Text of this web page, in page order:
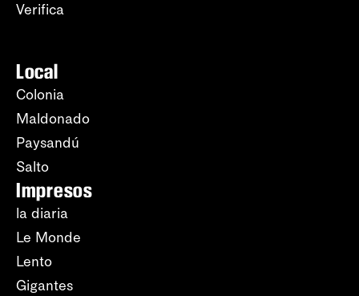
Verifica
Local
Colonia
Maldonado
Paysandú
Salto
Impresos
la diaria
Le Monde
Lento
Gigantes